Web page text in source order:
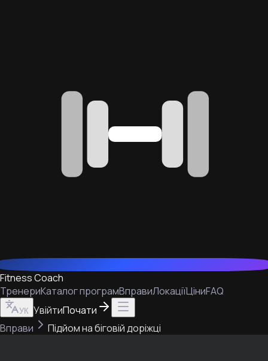
Fitness Coach
ТренериКаталог програмВправиЛокаціїЦіниFAQ
УК УвійтиПочати
Вправи
Підйом на біговій доріжці